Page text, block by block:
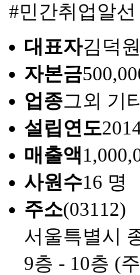
#민간취업알
대표자김덕원
자본금
업종그외 기
설립연도
매출액
사원수16 명
주소(03112)
서울특별시
9층 - 10층 (